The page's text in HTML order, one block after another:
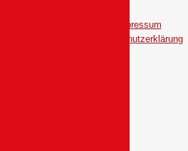
Impressum
Datenschutzerklärung